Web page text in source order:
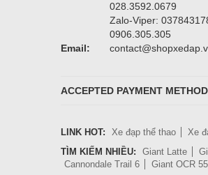
028.3592.0679
Zalo-Viper:
0906.305.305
Email:
ACCEPTED PAYMENT
LINK HOT: Xe đạp thể thao Xe
TÌM KIẾM NHIỀU:
Giant Latte
Cannondale Trail 6
Giant OCR